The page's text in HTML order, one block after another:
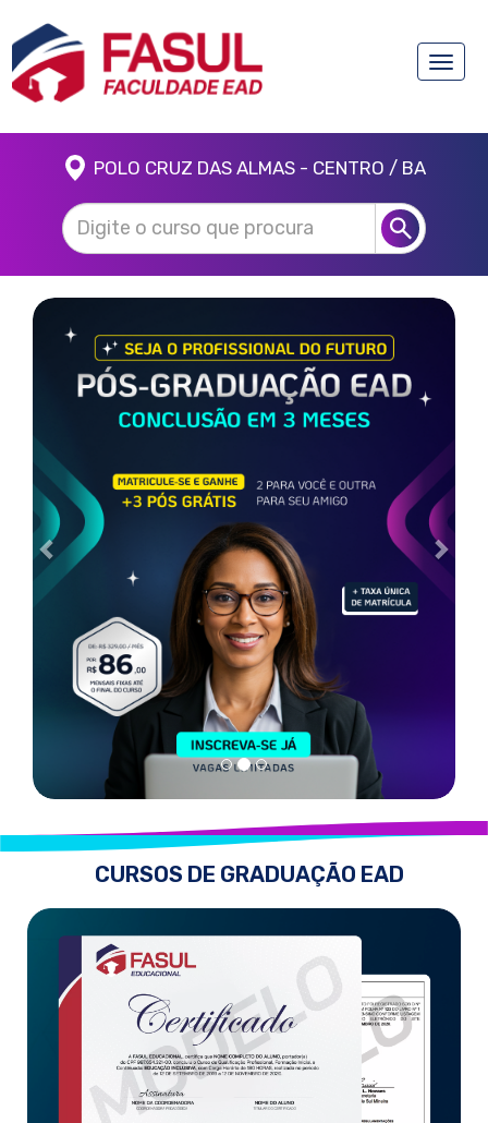
Toggle
POLO CRUZ DAS ALMAS - CENTRO / BA
CURSOS DE GRADUAÇÃO EAD